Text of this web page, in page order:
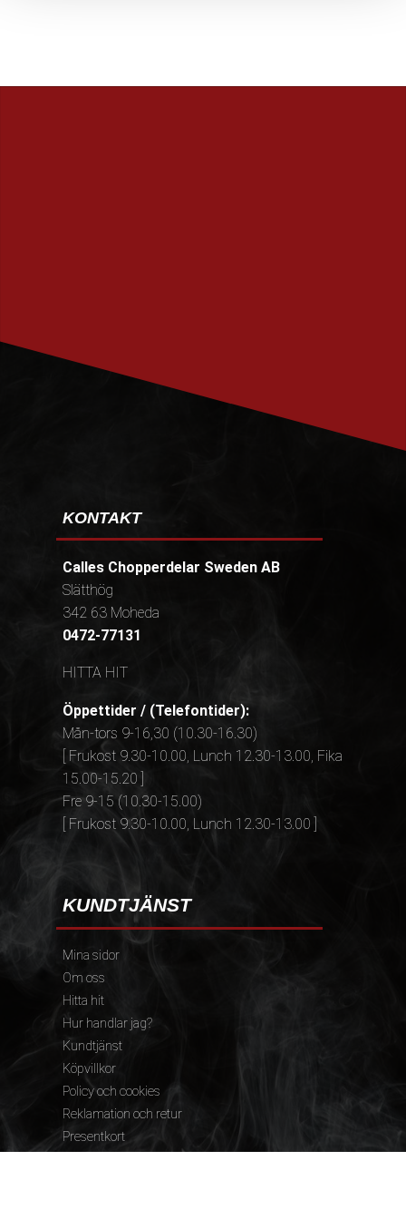
KONTAKT
Calles Chopperdelar Sweden AB
Slätthög
342 63 Moheda
0472-77131
HITTA HIT
Öppettider / (Telefontider):
Mån-tors 9-16,30 (10.30-16.30)
[ Frukost 9.30-10.00, Lunch 12.30-13.00, Fika
15.00-15.20 ]
Fre 9-15 (10.30-15.00)
[ Frukost 9.30-10.00, Lunch 12.30-13.00 ]
KUNDTJÄNST
Mina sidor
Om oss
Hitta hit
Hur handlar jag?
Kundtjänst
Köpvillkor
Policy och cookies
Reklamation och retur
Presentkort